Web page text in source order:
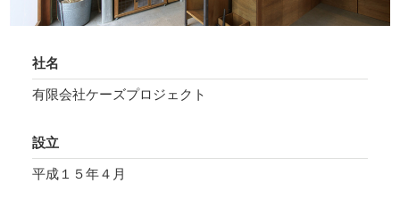
社名
有限会社ケーズプロジェクト
設立
平成１５年４月